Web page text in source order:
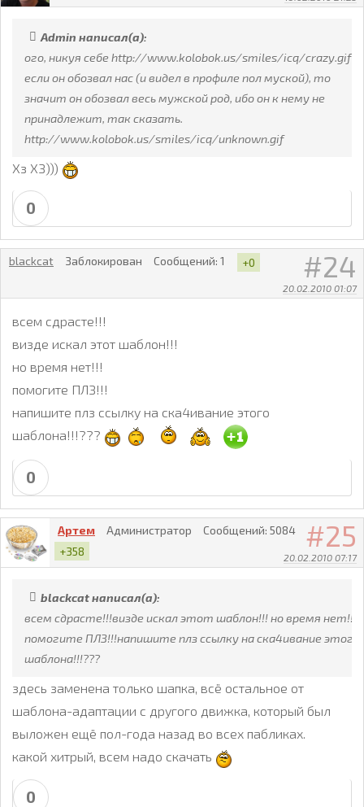
Admin написал(а):
ого, никуя себе http://www.kolobok.us/smiles/icq/crazy.gif
если он обозвал нас (и видел в профиле пол муской), то
значит он обозвал весь мужской род, ибо он к нему не
принадлежит, так сказать.
http://www.kolobok.us/smiles/icq/unknown.gif
Хз ХЗ)))
0
24
20.02.2010 01:07
blackcat Заблокирован Сообщений: 1 +0
всем сдрасте!!!
визде искал этот шаблон!!!
но время нет!!!
помогите ПЛЗ!!!
напишите плз ссылку на ска4ивание этого
шаблона!!!???
0
25
20.02.2010 07:17
Артем Администратор Сообщений: 5084
+358
blackcat написал(а):
всем сдрасте!!!визде искал этот шаблон!!! но время нет!!!
помогите ПЛЗ!!!напишите плз ссылку на ска4ивание этого
шаблона!!!???
здесь заменена только шапка, всё остальное от
шаблона-адаптации с другого движка, который был
выложен ещё пол-года назад во всех пабликах.
какой хитрый, всем надо скачать
0